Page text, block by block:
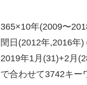
365×10年(2009〜
閏日(2012年,2016年)
2019年1月(31)+2月
で合わせて3742キー